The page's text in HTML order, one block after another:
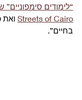
“לימודים סימפוניים”
Streets of Cairo ואת
בחיים”.